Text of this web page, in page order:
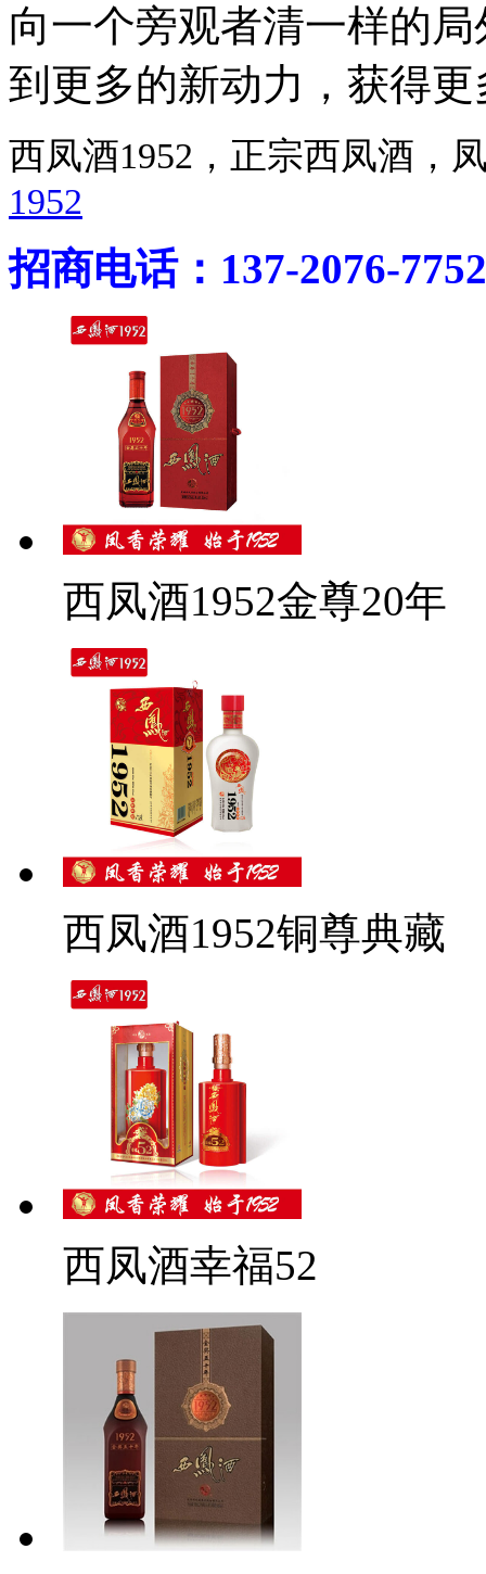
向一个旁观者清一样的
到更多的新动力，获得
西凤酒1952，正宗西凤酒
1952
招商电话：137-2076-7752
西凤酒1952金尊20年
西凤酒1952铜尊典藏
西凤酒幸福52